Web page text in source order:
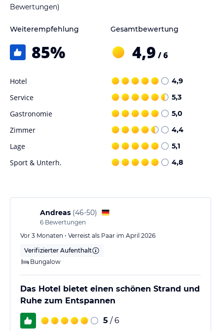
Bewertungen)
Weiterempfehlung
85%
Gesamtbewertung
4,9 / 6
Hotel 4,9
Service 5,3
Gastronomie 5,0
Zimmer 4,4
Lage 5,1
Sport & Unterh. 4,8
Andreas (46-50)
6 Bewertungen
Vor 3 Monaten • Verreist als Paar im April 2026
Verifizierter Aufenthalt
Bungalow
Das Hotel bietet einen schönen Strand und
Ruhe zum Entspannen
5 / 6